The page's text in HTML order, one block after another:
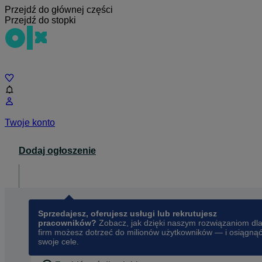
Przejdź do głównej części
Przejdź do stopki
Twoje konto
Dodaj ogłoszenie
Sprzedajesz, oferujesz usługi lub rekrutujesz
pracowników? Zobacz, jak dzięki naszym rozwiązaniom dla
firm możesz dotrzeć do milionów użytkowników — i osiągnąć
swoje cele.